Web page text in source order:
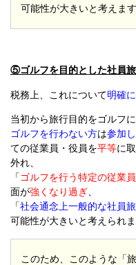
可能性が大きいと考えます
⑤ゴルフを目的とした社員
税務上、これについて明確
当初から旅行目的をゴルフ
ゴルフを行わない方は参加
ての従業員・役員を平等に
外れ、
「 ゴルフを行う特定の従業
面が強くなり過ぎ
「社会通念上一般的な社員
可能性が大きいと考えられま
このため、このような「